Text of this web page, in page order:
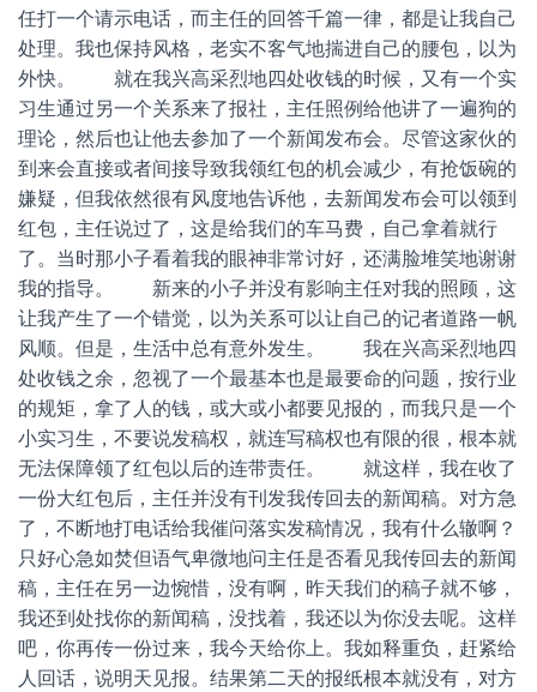
任打一个请示电话，而主任的回答千篇一律，都是让我自己
处理。我也保持风格，老实不客气地揣进自己的腰包，以为
外快。 就在我兴高采烈地四处收钱的时候，又有一个实
习生通过另一个关系来了报社，主任照例给他讲了一遍狗的
理论，然后也让他去参加了一个新闻发布会。尽管这家伙的
到来会直接或者间接导致我领红包的机会减少，有抢饭碗的
嫌疑，但我依然很有风度地告诉他，去新闻发布会可以领到
红包，主任说过了，这是给我们的车马费，自己拿着就行
了。当时那小子看着我的眼神非常讨好，还满脸堆笑地谢谢
我的指导。 新来的小子并没有影响主任对我的照顾，这
让我产生了一个错觉，以为关系可以让自己的记者道路一帆
风顺。但是，生活中总有意外发生。 我在兴高采烈地四
处收钱之余，忽视了一个最基本也是最要命的问题，按行业
的规矩，拿了人的钱，或大或小都要见报的，而我只是一个
小实习生，不要说发稿权，就连写稿权也有限的很，根本就
无法保障领了红包以后的连带责任。 就这样，我在收了
一份大红包后，主任并没有刊发我传回去的新闻稿。对方急
了，不断地打电话给我催问落实发稿情况，我有什么辙啊？
只好心急如焚但语气卑微地问主任是否看见我传回去的新闻
稿，主任在另一边惋惜，没有啊，昨天我们的稿子就不够，
我还到处找你的新闻稿，没找着，我还以为你没去呢。这样
吧，你再传一份过来，我今天给你上。我如释重负，赶紧给
人回话，说明天见报。结果第二天的报纸根本就没有，对方